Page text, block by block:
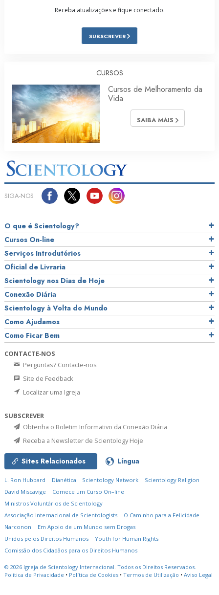
Receba atualizações e fique conectado.
SUBSCREVER
CURSOS
Cursos de Melhoramento da
Vida
SAIBA MAIS
SIGA‑NOS
O que é Scientology?
Cursos On‑line
Serviços Introdutórios
Oficial de Livraria
Scientology nos Dias de Hoje
Conexão Diária
Scientology à Volta do Mundo
Como Ajudamos
Como Ficar Bem
CONTACTE‑NOS
Perguntas? Contacte‑nos
Site de Feedback
Localizar uma Igreja
SUBSCREVER
Obtenha o Boletim Informativo da Conexão Diária
Receba a Newsletter de Scientology Hoje
Sites Relacionados Língua
L. Ron Hubbard Dianética Scientology Network
Scientology Religion
David Miscavige
Comece um Curso On–line
Ministros Voluntários de Scientology
Associação Internacional de Scientologists
O Caminho para a Felicidade
Narconon
Em Apoio de um Mundo sem Drogas
Unidos pelos Direitos Humanos
Youth for Human Rights
Comissão dos Cidadãos para os Direitos Humanos
© 2026 Igreja de Scientology Internacional. Todos os Direitos Reservados.
Política de Privacidade • Política de Cookies • Termos de Utilização • Aviso Legal